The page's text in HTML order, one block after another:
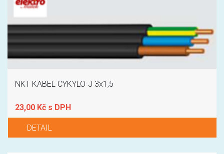
NKT KABEL CYKYLO-J 3x1,5
23,00 Kč s DPH
DETAIL